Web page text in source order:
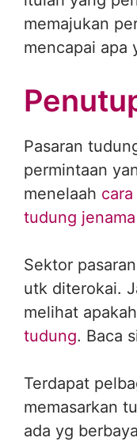
memajukan
mencapai apa
Pasaran
permintaan
menelaah
tudung
Sektor
utk diterokai.
melihat apakah
tudung. Baca
Terdapat
memasarkan
ada yg